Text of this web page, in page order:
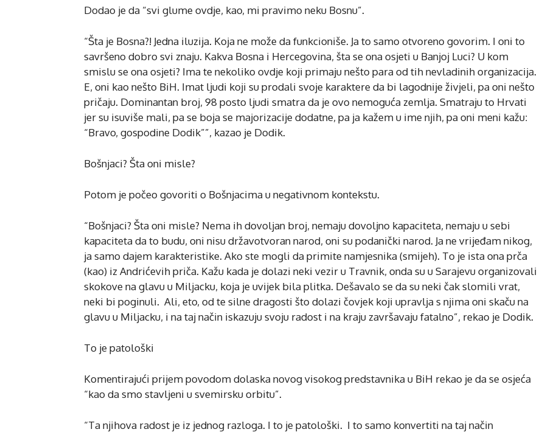
Dodao je da “svi glume ovdje, kao, mi pravimo neku Bosnu”.
“Šta je Bosna?! Jedna iluzija. Koja ne može da funkcioniše. Ja to samo otvoreno govorim. I oni to
savršeno dobro svi znaju. Kakva Bosna i Hercegovina, šta se ona osjeti u Banjoj Luci? U kom
smislu se ona osjeti? Ima te nekoliko ovdje koji primaju nešto para od tih nevladinih organizacija.
E, oni kao nešto BiH. Imat ljudi koji su prodali svoje karaktere da bi lagodnije živjeli, pa oni nešto
pričaju. Dominantan broj, 98 posto ljudi smatra da je ovo nemoguća zemlja. Smatraju to Hrvati
jer su isuviše mali, pa se boja se majorizacije dodatne, pa ja kažem u ime njih, pa oni meni kažu:
“Bravo, gospodine Dodik””, kazao je Dodik.
Bošnjaci? Šta oni misle?
Potom je počeo govoriti o Bošnjacima u negativnom kontekstu.
“Bošnjaci? Šta oni misle? Nema ih dovoljan broj, nemaju dovoljno kapaciteta, nemaju u sebi
kapaciteta da to budu, oni nisu državotvoran narod, oni su podanički narod. Ja ne vrijeđam nikog,
ja samo dajem karakteristike. Ako ste mogli da primite namjesnika (smijeh). To je ista ona prča
(kao) iz Andrićevih priča. Kažu kada je dolazi neki vezir u Travnik, onda su u Sarajevu organizovali
skokove na glavu u Miljacku, koja je uvijek bila plitka. Dešavalo se da su neki čak slomili vrat,
neki bi poginuli. Ali, eto, od te silne dragosti što dolazi čovjek koji upravlja s njima oni skaču na
glavu u Miljacku, i na taj način iskazuju svoju radost i na kraju završavaju fatalno”, rekao je Dodik.
To je patološki
Komentirajući prijem povodom dolaska novog visokog predstavnika u BiH rekao je da se osjeća
“kao da smo stavljeni u svemirsku orbitu”.
“Ta njihova radost je iz jednog razloga. I to je patološki. I to samo konvertiti na taj način